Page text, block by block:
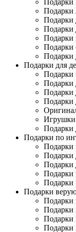
Подарки
Подарки
Подарки
Подарки
Подарки
Подарки
Подарки для
Подарки
Подарки
Подарки
Подарки
Игрушки
Подарки
Подарки по
Подарки
Подарки
Подарки
Подарки
Подарки
Подарки
Подарки
Подарки
Подарки